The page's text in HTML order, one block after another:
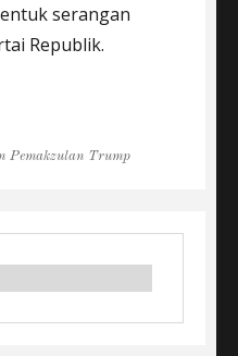
serangan
Republik.
Pemakzulan Trump